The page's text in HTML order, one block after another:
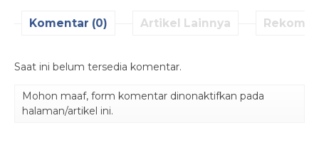
Komentar (0) Artikel Lainnya
Saat ini belum tersedia komentar.
Mohon maaf, form komentar dinonaktifkan pada
halaman/artikel ini.